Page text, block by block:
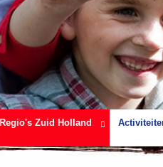
Regio's Zuid Holland